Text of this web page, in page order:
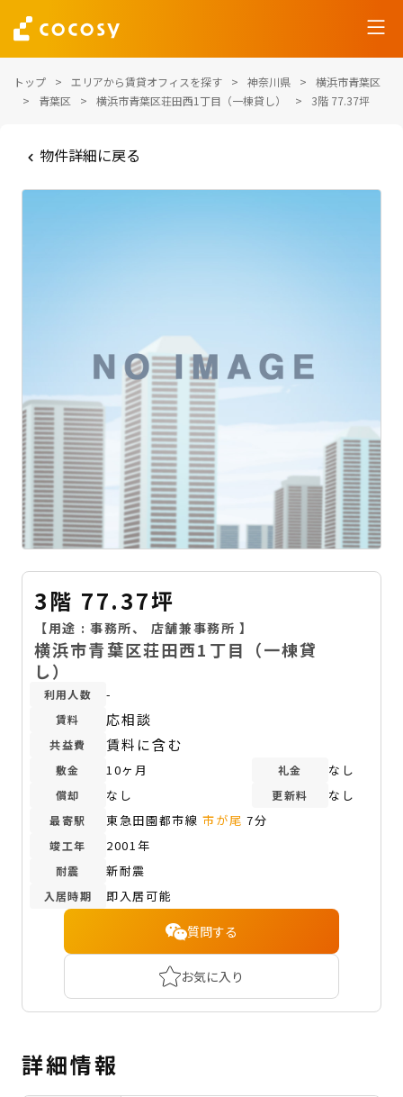
トップ エリアから賃貸オフィスを探す 神奈川県
横浜市青葉区
青葉区
横浜市青葉区荘田西1丁目（一棟貸し） 3階 77.37坪
物件詳細に戻る
3階 77.37坪
【用途 :事務所、 店舗兼事務所 】
横浜市青葉区荘田西1丁目（一棟貸
し）
利用人数 -
賃料 応相談
共益費 賃料に含む
敷金 10ヶ月 礼金 なし
償却 なし 更新料 なし
最寄駅 東急田園都市線市が尾 7分
竣工年 2001年
耐震 新耐震
入居時期 即入居可能
質問する
お気に入り
詳細情報